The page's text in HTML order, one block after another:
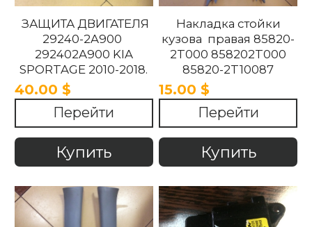
ЗАЩИТА ДВИГАТЕЛЯ
29240-2A900
292402A900 KIA
SPORTAGE 2010-2018.
40.00 $
Перейти
Купить
Накладка стойки
кузова правая 85820-
2T000 858202T000
85820-2T10087
858202T10087 85820-
2T100UP
858202T100UP Kia
Optima 2010 -2015
15.00 $
Перейти
Купить